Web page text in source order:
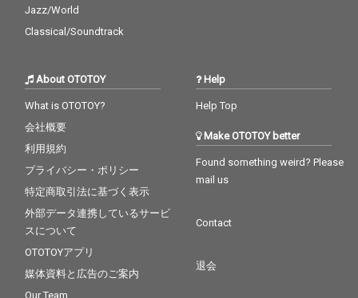
Jazz/World
Classical/Soundtrack
About OTOTOY
What is OTOTOY?
会社概要
利用規約
プライバシー・ポリシー
特定商取引法に基づく表示
外部データ連携しているサービ
スについて
OTOTOYアプリ
媒体資料と広告のご案内
Our Team
Help
Help Top
Make OTOTOY better
Found something weird? Please
mail us
Contact
退会